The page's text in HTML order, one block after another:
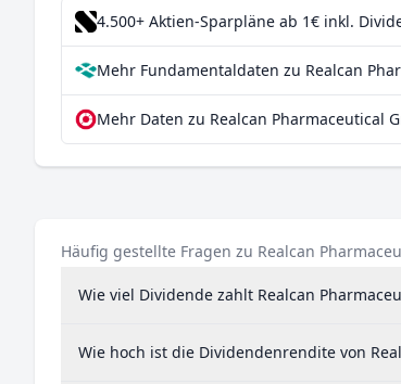
4.500+ Aktien-Sparpläne ab 1€ inkl.
Mehr Fundamentaldaten zu Realcan
Mehr Daten zu Realcan Pharmaceutical
Häufig gestellte Fragen zu Realcan
Wie viel Dividende zahlt Realcan
Wie hoch ist die Dividendenrendite von